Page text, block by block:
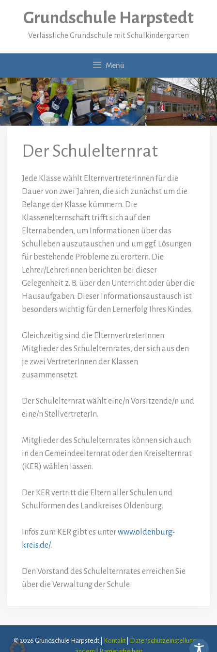
springen
Grundschule Harpstedt
Verlässliche Grundschule mit Schulkindergarten
Menü
Der Schulelternrat
Jede Klasse wählt ElternvertreterInnen für die
Dauer von zwei Jahren, die sich zunächst um die
Belange der Klasse kümmern. Die
Klassenelternschaft trifft sich auf den
Elternabenden, um Informationen über das
Schulleben auszutauschen und um ggf. Lösungen
für bestehende Probleme zu erörtern. Die
Lehrer/Lehrerinnen berichten bei dieser
Gelegenheit z. B. über den Unterricht oder über die
Hausaufgaben. Dieser Informationsaustausch ist
besonders wichtig für den Lernerfolg Ihres Kindes.
Gleichzeitig sind die ElternvertreterInnen
Mitglieder des Schulelternrates, der sich aus den
je zwei VertreterInnen der Klassen
zusammensetzt.
Der Schulelternrat wählt eine/n Vorsitzende/n und
eine/n StellvertreterIn.
Mitglieder des Schulelternrates können sich auch
in den Gemeindeelternrat oder den Kreiselternrat
(KER) wählen lassen.
Der KER vertritt die Eltern aller Schulen und
Schulformen des Landkreises Oldenburg.
Infos zum KER gibt es unterwww.oldenburg-
kreis.de/.
Den Vorstand des Schulelternrates erreichen Sie
über die Verwaltung der Schule.
© 2026 Grundschule Harpstedt | Kontakt|
Datenschutzeinstellungen